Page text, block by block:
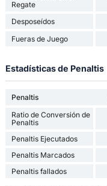
Regate
Desposeídos
Fueras de Juego
Estadísticas de Penaltis
Penaltis
Ratio de Conversión de
Penaltis
Penaltis Ejecutados
Penaltis Marcados
Penaltis fallados